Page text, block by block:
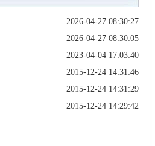
2026-04-27 08:30:27
2026-04-27 08:30:05
2023-04-04 17:03:40
2015-12-24 14:31:46
2015-12-24 14:31:29
2015-12-24 14:29:42